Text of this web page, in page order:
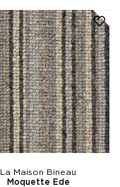
La Maison Bineau
Moquette Ede